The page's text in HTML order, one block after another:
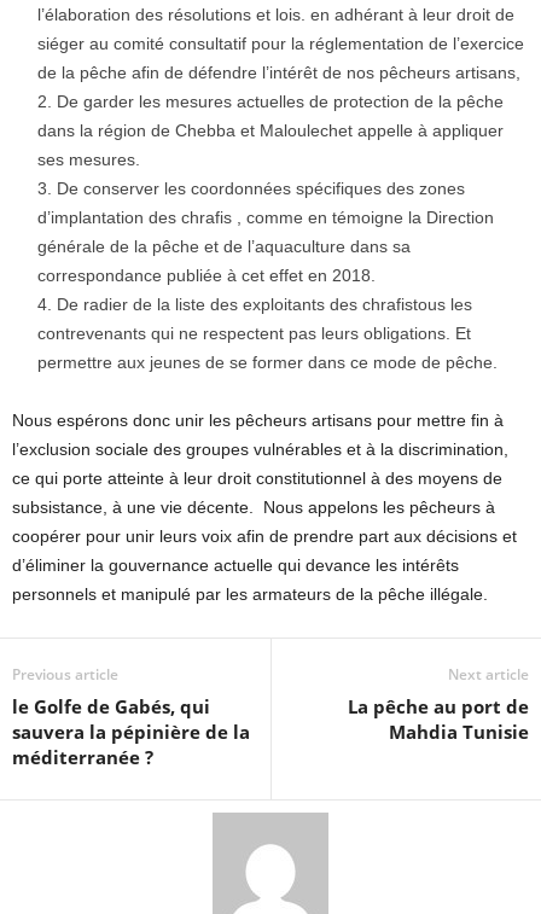
l’élaboration des résolutions et lois. en adhérant à leur droit de
siéger au comité consultatif pour la réglementation de l’exercice
de la pêche afin de défendre l’intérêt de nos pêcheurs artisans,
De garder les mesures actuelles de protection de la pêche
dans la région de Chebba et Maloulechet appelle à appliquer
ses mesures.
De conserver les coordonnées spécifiques des zones
d’implantation des chrafis , comme en témoigne la Direction
générale de la pêche et de l’aquaculture dans sa
correspondance publiée à cet effet en 2018.
De radier de la liste des exploitants des chrafistous les
contrevenants qui ne respectent pas leurs obligations. Et
permettre aux jeunes de se former dans ce mode de pêche.
Nous espérons donc unir les pêcheurs artisans pour mettre fin à
l’exclusion sociale des groupes vulnérables et à la discrimination,
ce qui porte atteinte à leur droit constitutionnel à des moyens de
subsistance, à une vie décente. Nous appelons les pêcheurs à
coopérer pour unir leurs voix afin de prendre part aux décisions et
d’éliminer la gouvernance actuelle qui devance les intérêts
personnels et manipulé par les armateurs de la pêche illégale.
Previous article
le Golfe de Gabés, qui
sauvera la pépinière de la
méditerranée ?
Next article
La pêche au port de
Mahdia Tunisie